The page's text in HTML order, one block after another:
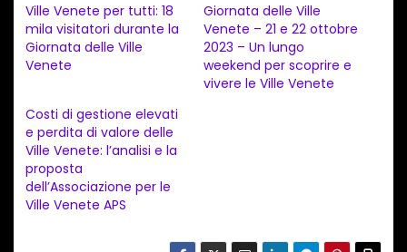
a
m
e
t
o
i
n
Ville Venete per tutti: 18
mila visitatori durante la
Giornata delle Ville
Venete
Giornata delle Ville
Venete – 21 e 22 ottobre
2023 – Un lungo
weekend per scoprire e
vivere le Ville Venete
Costi di gestione elevati
e perdita di valore delle
Ville Venete: l’analisi e la
proposta
dell’Associazione per le
Ville Venete APS